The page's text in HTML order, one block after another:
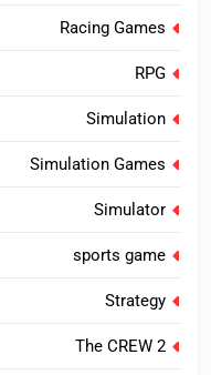
Racing Games
RPG
Simulation
Simulation Games
Simulator
sports game
Strategy
The CREW 2